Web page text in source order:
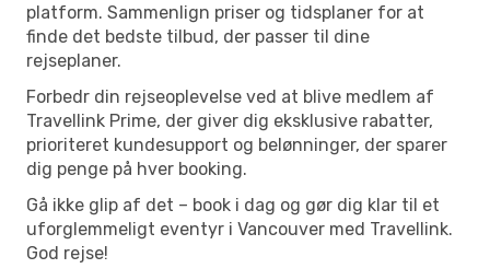
platform. Sammenlign priser og tidsplaner for at
finde det bedste tilbud, der passer til dine
rejseplaner.
Forbedr din rejseoplevelse ved at blive medlem af
Travellink Prime, der giver dig eksklusive rabatter,
prioriteret kundesupport og belønninger, der sparer
dig penge på hver booking.
Gå ikke glip af det – book i dag og gør dig klar til et
uforglemmeligt eventyr i Vancouver med Travellink.
God rejse!